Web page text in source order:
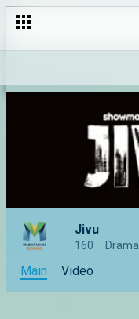
Jivu
160 Drama
Main Video